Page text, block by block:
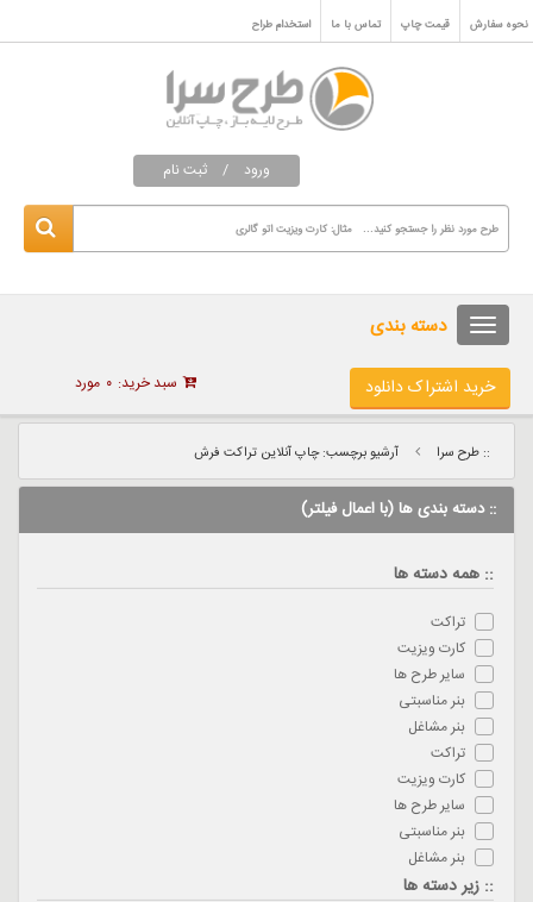
نحوه سفارش قیمت چاپ تماس با ما استخدام طراح
ورود / ثبت نام
دسته بندی
خرید اشتراک دانلود سبد خرید: ۰ مورد
:: طرح سرا آرشیو برچسب: چاپ آنلاین تراکت فرش
:: دسته بندی ها (با اعمال فیلتر)
:: همه دسته ها
تراکت
کارت ویزیت
سایر طرح ها
بنر مناسبتی
بنر مشاغل
تراکت
کارت ویزیت
سایر طرح ها
بنر مناسبتی
بنر مشاغل
:: زیر دسته ها